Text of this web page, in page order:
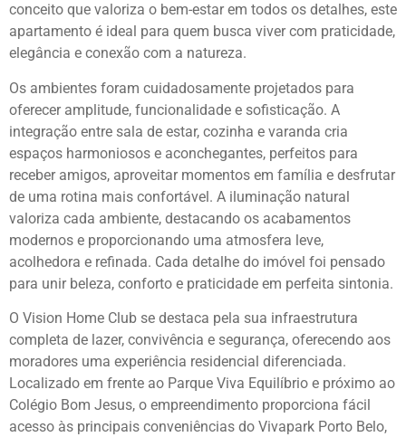
conceito que valoriza o bem-estar em todos os detalhes, este
apartamento é ideal para quem busca viver com praticidade,
elegância e conexão com a natureza.
Os ambientes foram cuidadosamente projetados para
oferecer amplitude, funcionalidade e sofisticação. A
integração entre sala de estar, cozinha e varanda cria
espaços harmoniosos e aconchegantes, perfeitos para
receber amigos, aproveitar momentos em família e desfrutar
de uma rotina mais confortável. A iluminação natural
valoriza cada ambiente, destacando os acabamentos
modernos e proporcionando uma atmosfera leve,
acolhedora e refinada. Cada detalhe do imóvel foi pensado
para unir beleza, conforto e praticidade em perfeita sintonia.
O Vision Home Club se destaca pela sua infraestrutura
completa de lazer, convivência e segurança, oferecendo aos
moradores uma experiência residencial diferenciada.
Localizado em frente ao Parque Viva Equilíbrio e próximo ao
Colégio Bom Jesus, o empreendimento proporciona fácil
acesso às principais conveniências do Vivapark Porto Belo,